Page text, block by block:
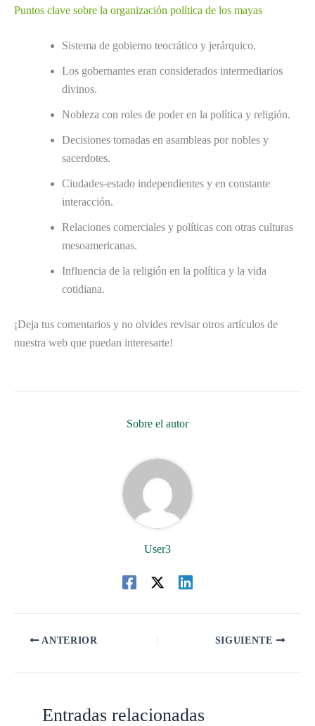
Puntos clave sobre la organización política de los mayas
Sistema de gobierno teocrático y jerárquico.
Los gobernantes eran considerados intermediarios
divinos.
Nobleza con roles de poder en la política y religión.
Decisiones tomadas en asambleas por nobles y
sacerdotes.
Ciudades-estado independientes y en constante
interacción.
Relaciones comerciales y políticas con otras culturas
mesoamericanas.
Influencia de la religión en la política y la vida
cotidiana.
¡Deja tus comentarios y no olvides revisar otros artículos de
nuestra web que puedan interesarte!
Sobre el autor
User3
ANTERIOR SIGUIENTE
Entradas relacionadas